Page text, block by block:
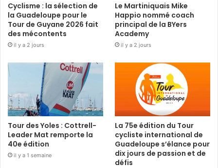
Cyclisme : la sélection de
la Guadeloupe pour le
Tour de Guyane 2026 fait
des mécontents
il y a 2 jours
Le Martiniquais Mike
Happio nommé coach
principal de la BYers
Academy
il y a 2 jours
Tour des Yoles : Cottrell-
Leader Mat remporte la
40e édition
il y a 1 semaine
La 75e édition du Tour
cycliste international de
Guadeloupe s’élance pour
dix jours de passion et de
défis